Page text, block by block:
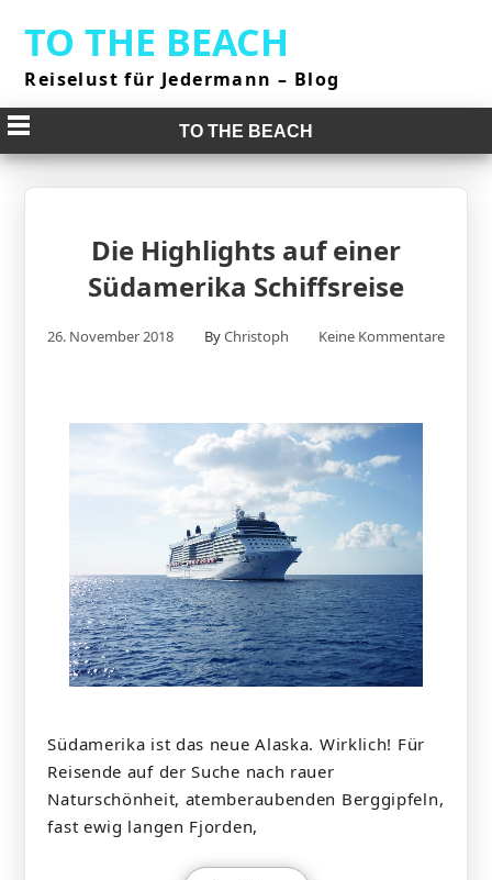
content
TO THE BEACH
Reiselust für Jedermann – Blog
TO THE BEACH
Die Highlights auf einer
Südamerika Schiffsreise
26. November 2018 ByChristoph Keine Kommentare
Südamerika ist das neue Alaska. Wirklich! Für
Reisende auf der Suche nach rauer
Naturschönheit, atemberaubenden Berggipfeln,
fast ewig langen Fjorden,